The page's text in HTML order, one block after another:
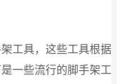
工具，这些工具根据
一些流行的脚手架工